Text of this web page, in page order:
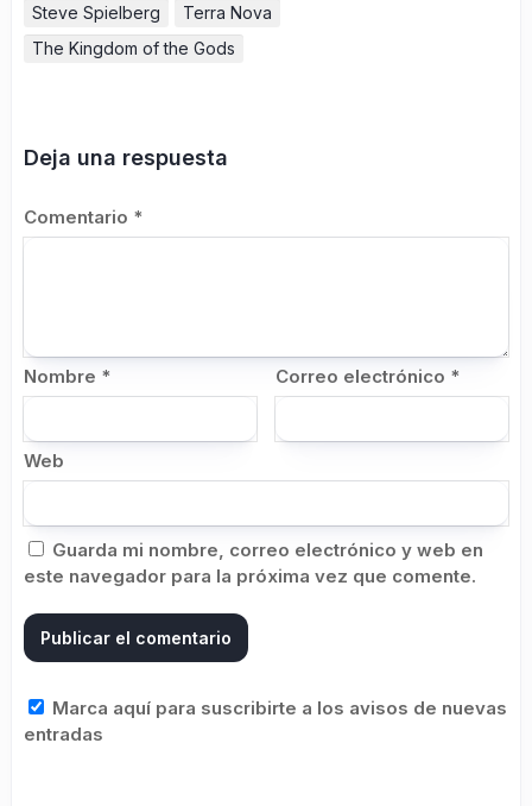
Steve Spielberg
Terra Nova
The Kingdom of the Gods
Deja una respuesta
Comentario *
Nombre * Correo electrónico *
Web
Guarda mi nombre, correo electrónico y web en
este navegador para la próxima vez que comente.
Marca aquí para suscribirte a los avisos de nuevas
entradas